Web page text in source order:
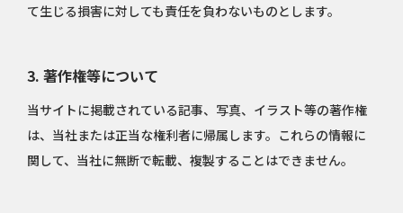
て生じる損害に対しても責任を負わないものとします。
3. 著作権等について
当サイトに掲載されている記事、写真、イラスト等の著作権
は、当社または正当な権利者に帰属します。これらの情報に
関して、当社に無断で転載、複製することはできません。